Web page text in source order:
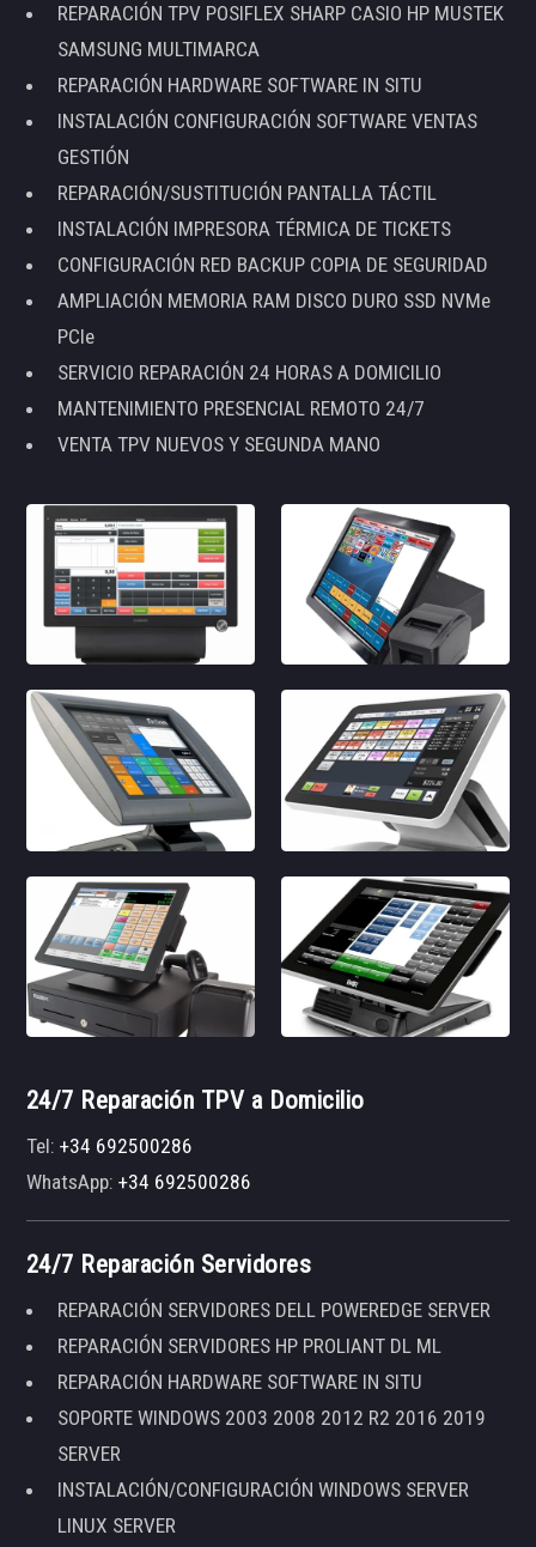
REPARACIÓN TPV POSIFLEX SHARP CASIO HP MUSTEK
SAMSUNG MULTIMARCA
REPARACIÓN HARDWARE SOFTWARE IN SITU
INSTALACIÓN CONFIGURACIÓN SOFTWARE VENTAS
GESTIÓN
REPARACIÓN/SUSTITUCIÓN PANTALLA TÁCTIL
INSTALACIÓN IMPRESORA TÉRMICA DE TICKETS
CONFIGURACIÓN RED BACKUP COPIA DE SEGURIDAD
AMPLIACIÓN MEMORIA RAM DISCO DURO SSD NVMe
PCIe
SERVICIO REPARACIÓN 24 HORAS A DOMICILIO
MANTENIMIENTO PRESENCIAL REMOTO 24/7
VENTA TPV NUEVOS Y SEGUNDA MANO
24/7 Reparación TPV a Domicilio
Tel:+34 692500286
WhatsApp:+34 692500286
24/7 Reparación Servidores
REPARACIÓN SERVIDORES DELL POWEREDGE SERVER
REPARACIÓN SERVIDORES HP PROLIANT DL ML
REPARACIÓN HARDWARE SOFTWARE IN SITU
SOPORTE WINDOWS 2003 2008 2012 R2 2016 2019
SERVER
INSTALACIÓN/CONFIGURACIÓN WINDOWS SERVER
LINUX SERVER